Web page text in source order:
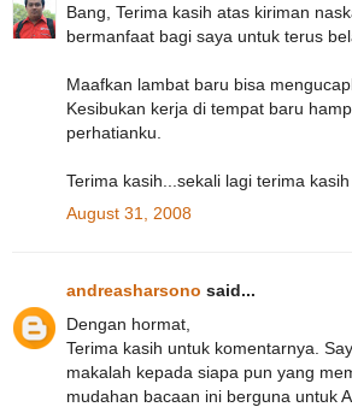
Bang, Terima kasih atas kiriman
bermanfaat bagi saya untuk terus
Maafkan lambat baru bisa
Kesibukan kerja di tempat baru
perhatianku.
Terima kasih...sekali lagi terima kasih
August 31, 2008
andreasharsono said...
Dengan hormat,
Terima kasih untuk komentarnya.
makalah kepada siapa pun yang
mudahan bacaan ini berguna untuk